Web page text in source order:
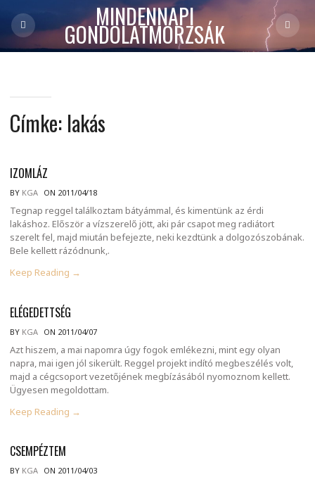
MINDENNAPI
GONDOLATMORZSÁK
Címke: lakás
IZOMLÁZ
BY KGA ON 2011/04/18
Tegnap reggel találkoztam bátyámmal, és kimentünk az érdi
lakáshoz. Először a vízszerelő jött, aki pár csapot meg radiátort
szerelt fel, majd miután befejezte, neki kezdtünk a dolgozószobának.
Bele kellett rázódnunk,.
Keep Reading →
ELÉGEDETTSÉG
BY KGA ON 2011/04/07
Azt hiszem, a mai napomra úgy fogok emlékezni, mint egy olyan
napra, mai igen jól sikerült. Reggel projekt indító megbeszélés volt,
majd a cégcsoport vezetőjének megbízásából nyomoznom kellett.
Ügyesen megoldottam.
Keep Reading →
CSEMPÉZTEM
BY KGA ON 2011/04/03